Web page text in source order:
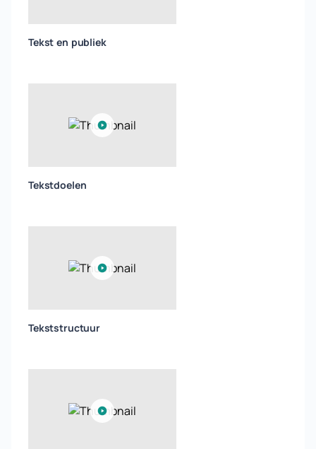
Tekst en publiek
Tekstdoelen
Tekststructuur